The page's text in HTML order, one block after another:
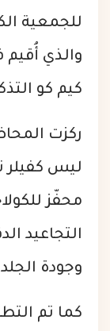
للجمعية
والذي
كيم كو
ليس كفيلر
محفّز
التجاعيد
وجودة
كما تم